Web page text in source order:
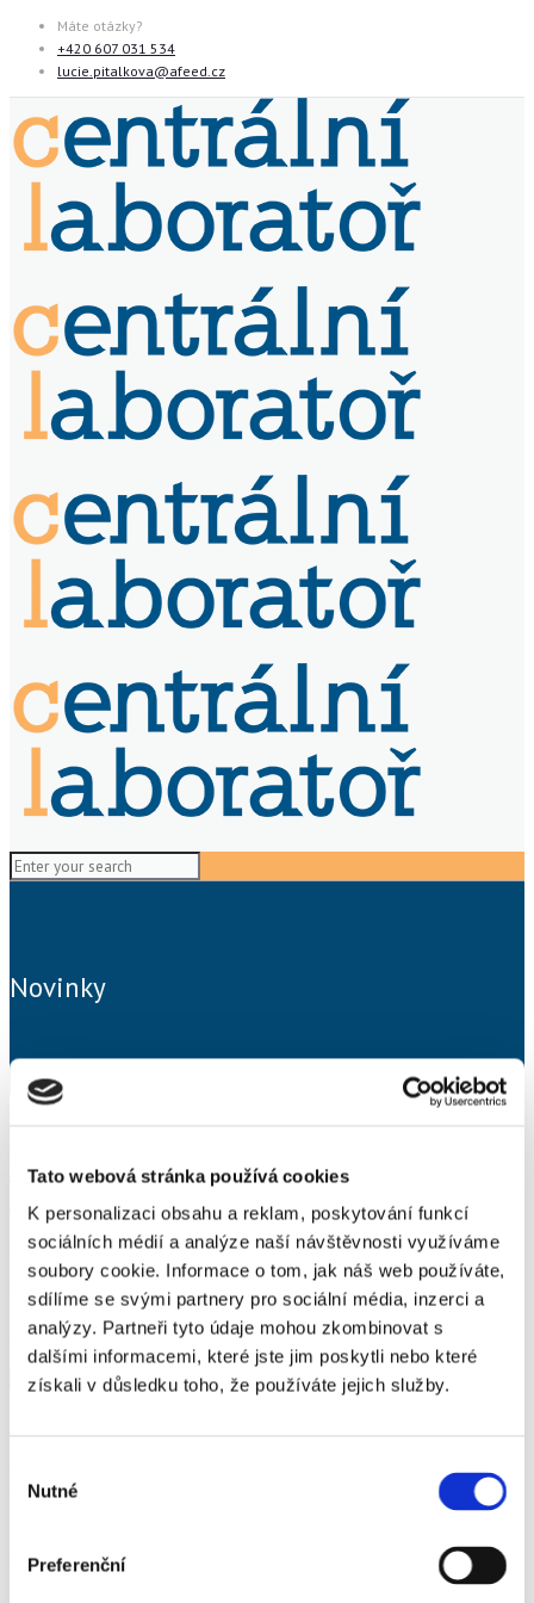
Tato webová stránka používá cookies
K personalizaci obsahu a reklam, poskytování funkcí
sociálních médií a analýze naší návštěvnosti využíváme
soubory cookie. Informace o tom, jak náš web používáte,
sdílíme se svými partnery pro sociální média, inzerci a
analýzy. Partneři tyto údaje mohou zkombinovat s
dalšími informacemi, které jste jim poskytli nebo které
získali v důsledku toho, že používáte jejich služby.
souhlasu
Nutné
Preferenční
Máte otázky?
+420 607 031 534
lucie.pitalkova@afeed.cz
Novinky
2. března 2026
POMÁHÁME CHOVATELŮM SNIŽOVAT NÁKLADY NA
KRMENÍ
provádíme komplexní rozbory objemných krmiv vzorky měříme suchou
cestou na nejspolehlivějším přístroji FOSS NIRS hodnoty měření zasíláme k
vyhodnocení do Dairyland Laboratories pro potřebu úpravy krmných
[…]
Do you like it? 0
Číst víc
4. prosince 2025
Našim zákazníkům přejeme vše nejlepší, hlavně hodně zdraví, spokojenosti,
pracovních úspěchů v roce 2026 a těšíme se na další spolupráci. Kolektiv
Číst víc